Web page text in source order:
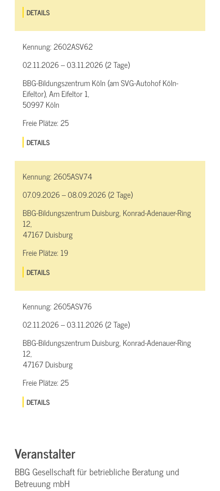
DETAILS
Kennung:2602ASV62
02.11.2026 – 03.11.2026 (2 Tage)
BBG-Bildungszentrum Köln (am SVG-Autohof Köln-
Eifeltor), Am Eifeltor 1,
50997 Köln
Freie Plätze:25
DETAILS
Kennung:2605ASV74
07.09.2026 – 08.09.2026 (2 Tage)
BBG-Bildungszentrum Duisburg, Konrad-Adenauer-Ring
12,
47167 Duisburg
Freie Plätze: 19
DETAILS
Kennung:2605ASV76
02.11.2026 – 03.11.2026 (2 Tage)
BBG-Bildungszentrum Duisburg, Konrad-Adenauer-Ring
12,
47167 Duisburg
Freie Plätze:25
DETAILS
Veranstalter
BBG Gesellschaft für betriebliche Beratung und
Betreuung mbH